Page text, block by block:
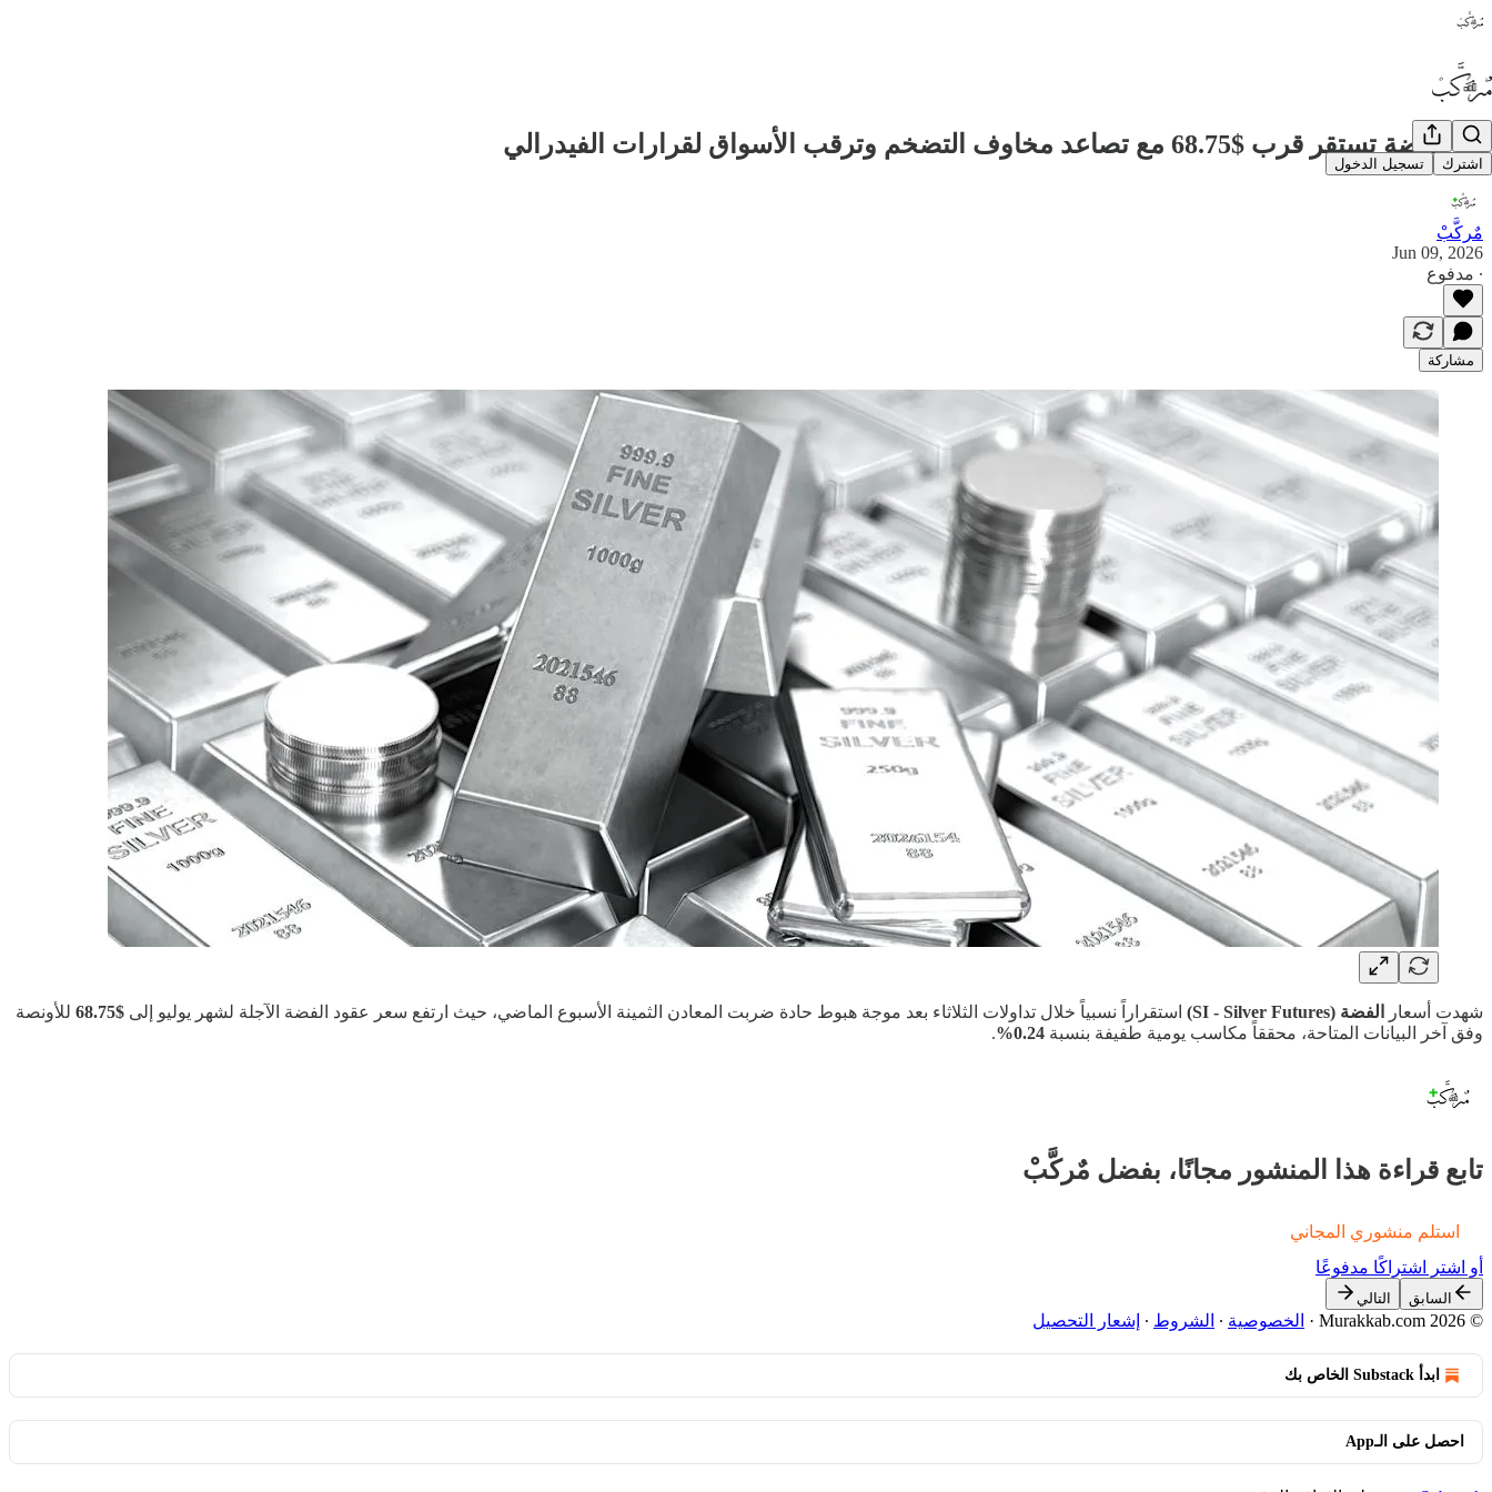
اشترك تسجيل الدخول
🥈 الفضة تستقر قرب $68.75 مع تصاعد مخاوف التضخم وترقب الأسواق لقرارات الفيدرالي
مٌركَّبْ
Jun 09, 2026
∙ مدفوع
مشاركة
شهدت أسعار الفضة (SI - Silver Futures) استقراراً نسبياً خلال تداولات الثلاثاء بعد موجة هبوط حادة ضربت المعادن الثمينة الأسبوع الماضي، حيث ارتفع سعر عقود الفضة الآجلة لشهر يوليو إلى $68.75
للأونصة
وفق آخر البيانات المتاحة، محققاً مكاسب يومية طفيفة بنسبة 0.24%
.
تابع قراءة هذا المنشور مجانًا، بفضل مٌركَّبْ
استلم منشوري المجاني
أو اشترِ اشتراكًا مدفوعًا
السابق التالي
© 2026 Murakkab.com
· الخصوصية ∙ الشروط ∙ إشعار التحصيل
ابدأ Substack الخاص بك
احصل على الـApp